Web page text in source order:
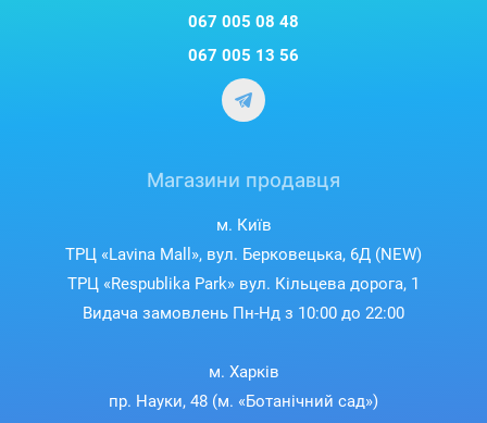
067 005 08 48
067 005 13 56
Магазини продавця
м. Київ
ТРЦ «Lavina Mall», вул. Берковецька, 6Д (NEW)
ТРЦ «Respublika Park» вул. Кільцева дорога, 1
Видача замовлень Пн-Нд з 10:00 до 22:00
м. Харків
пр. Науки, 48 (м. «Ботанічний сад»)